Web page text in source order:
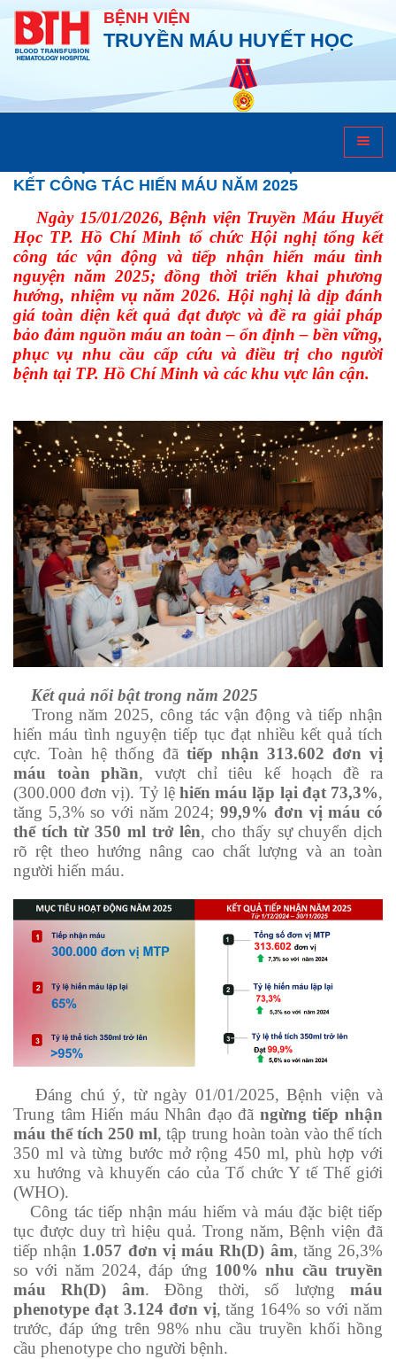
BỆNH VIỆN
TRUYỀN MÁU HUYẾT HỌC
Ngân hàng máu
KẾT CÔNG TÁC HIẾN MÁU NĂM 2025
Ngày 15/01/2026, Bệnh viện Truyền Máu Huyết
Học TP. Hồ Chí Minh tổ chức Hội nghị tổng kết
công tác vận động và tiếp nhận hiến máu tình
nguyện năm 2025; đồng thời triển khai phương
hướng, nhiệm vụ năm 2026. Hội nghị là dịp đánh
giá toàn diện kết quả đạt được và đề ra giải pháp
bảo đảm nguồn máu an toàn – ổn định – bền vững,
phục vụ nhu cầu cấp cứu và điều trị cho người
bệnh tại TP. Hồ Chí Minh và các khu vực lân cận.
Kết quả nổi bật trong năm 2025
Trong năm 2025, công tác vận động và tiếp nhận
hiến máu tình nguyện tiếp tục đạt nhiều kết quả tích
cực. Toàn hệ thống đã tiếp nhận 313.602 đơn vị
máu toàn phần, vượt chỉ tiêu kế hoạch đề ra
(300.000 đơn vị). Tỷ lệ hiến máu lặp lại đạt 73,3%,
tăng 5,3% so với năm 2024;99,9% đơn vị máu có
thể tích từ 350 ml trở lên, cho thấy sự chuyển dịch
rõ rệt theo hướng nâng cao chất lượng và an toàn
người hiến máu.
Đáng chú ý, từ ngày 01/01/2025, Bệnh viện và
Trung tâm Hiến máu Nhân đạo đã ngừng tiếp nhận
máu thể tích 250 ml, tập trung hoàn toàn vào thể tích
350 ml và từng bước mở rộng 450 ml, phù hợp với
xu hướng và khuyến cáo của Tổ chức Y tế Thế giới
(WHO).
Công tác tiếp nhận máu hiếm và máu đặc biệt tiếp
tục được duy trì hiệu quả. Trong năm, Bệnh viện đã
tiếp nhận 1.057 đơn vị máu Rh(D) âm, tăng 26,3%
so với năm 2024, đáp ứng 100% nhu cầu truyền
máu Rh(D) âm. Đồng thời, số lượngmáu
phenotype đạt 3.124 đơn vị, tăng 164% so với năm
trước, đáp ứng trên 98% nhu cầu truyền khối hồng
cầu phenotype cho người bệnh.